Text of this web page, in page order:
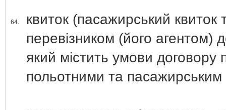
64.
квиток (пасажирський квиток
перевізником (його агентом)
який містить умови
польотними та